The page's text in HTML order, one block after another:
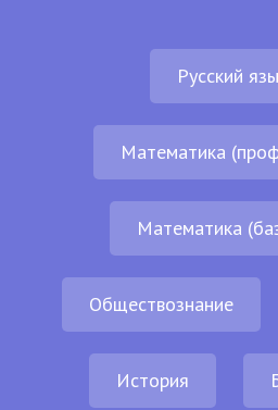
Русский
Математика
Математика
Обществознание
История